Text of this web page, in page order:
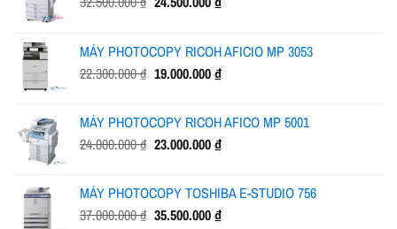
32.500.000 ₫.là:
24.500.000 ₫.
MÁY PHOTOCOPY RICOH AFICIO MP 3053
22.300.000₫ Giá
22.300.000 ₫.
19.000.000₫Giá
là:
19.000.000 ₫.
MÁY PHOTOCOPY RICOH AFICO MP 5001
24.000.000₫ Giá
24.000.000 ₫.
23.000.000₫Giá
là:
23.000.000 ₫.
MÁY PHOTOCOPY TOSHIBA E-STUDIO 756
37.000.000₫ Giá
35.500.000₫Giá